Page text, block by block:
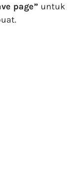
page” untuk